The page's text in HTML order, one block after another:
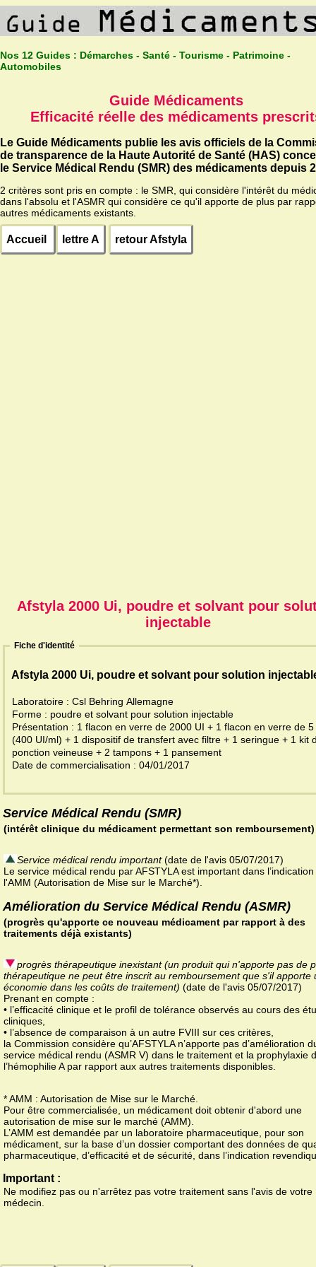
Nos 12 Guides : Démarches - Santé - Tourisme - Patrimoine -
Automobiles
Guide Médicaments
Efficacité réelle des médicaments
Le Guide Médicaments publie les avis officiels de la
de transparence de la Haute Autorité de Santé (HAS)
le Service Médical Rendu (SMR) des médicaments depuis
2 critères sont pris en compte : le SMR, qui considère l'intérêt du
dans l'absolu et l'ASMR qui considère ce qu'il apporte de plus par
autres médicaments existants.
Accueil lettre A retour Afstyla
Afstyla 2000 Ui, poudre et solvant pour
injectable
Fiche d'identité
Afstyla 2000 Ui, poudre et solvant pour solution
Laboratoire : Csl Behring Allemagne
Forme : poudre et solvant pour solution injectable
Présentation : 1 flacon en verre de 2000 UI + 1 flacon en verre de 5
(400 UI/ml) + 1 dispositif de transfert avec filtre + 1 seringue + 1 kit
ponction veineuse + 2 tampons + 1 pansement
Date de commercialisation : 04/01/2017
Service Médical Rendu (SMR)
(intérêt clinique du médicament permettant son remboursement)
Service médical rendu important(date de l'avis 05/07/2017)
Le service médical rendu par AFSTYLA est important dans
l'AMM (Autorisation de Mise sur le Marché*).
Amélioration du Service Médical Rendu (ASMR)
(progrès qu'apporte ce nouveau médicament par rapport à des
traitements déjà existants)
progrès thérapeutique inexistant (un produit qui n'apporte pas de
thérapeutique ne peut être inscrit au remboursement que s'il apporte
économie dans les coûts de traitement) (date de l'avis 05/07/2017)
Prenant en compte :
• l’efficacité clinique et le profil de tolérance observés au cours des
cliniques,
• l’absence de comparaison à un autre FVIII sur ces critères,
la Commission considère qu’AFSTYLA n’apporte pas d’amélioration
service médical rendu (ASMR V) dans le traitement et la prophylaxie
l’hémophilie A par rapport aux autres traitements disponibles.
* AMM : Autorisation de Mise sur le Marché.
Pour être commercialisée, un médicament doit obtenir d'abord une
autorisation de mise sur le marché (AMM).
L’AMM est demandée par un laboratoire pharmaceutique, pour son
médicament, sur la base d’un dossier comportant des données de
pharmaceutique, d’efficacité et de sécurité, dans l’indication
Important :
Ne modifiez pas ou n'arrêtez pas votre traitement sans l'avis de votre
médecin.